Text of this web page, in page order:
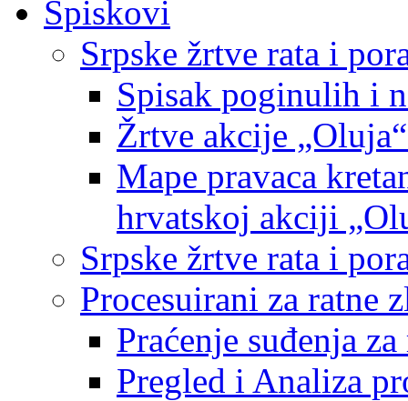
Spiskovi
Srpske žrtve rata i
Spisak poginulih i
Žrtve akcije
Mape pravaca
hrvatskoj akciji
Srpske žrtve rata i
Procesuirani za ratne
Praćenje suđenja
Pregled i Analiza